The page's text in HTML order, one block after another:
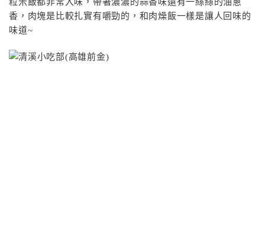
香，肉塊是比較扎實有嚼勁的，和肉燥飯一樣是讓人回味的
味道~